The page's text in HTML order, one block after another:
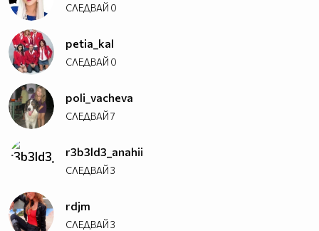
СЛЕДВАЙ 0
petia_kal
СЛЕДВАЙ 0
poli_vacheva
СЛЕДВАЙ7
r3b3ld3_anahii
СЛЕДВАЙ3
rdjm
СЛЕДВАЙ3